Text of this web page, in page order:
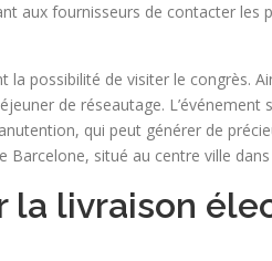
aux fournisseurs de contacter les
la possibilité de visiter le congrès.
de réseautage. L’événement
qui peut générer de
situé au centre ville
la livraison